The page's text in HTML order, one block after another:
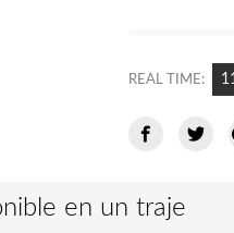
REAL TIME:
en un traje